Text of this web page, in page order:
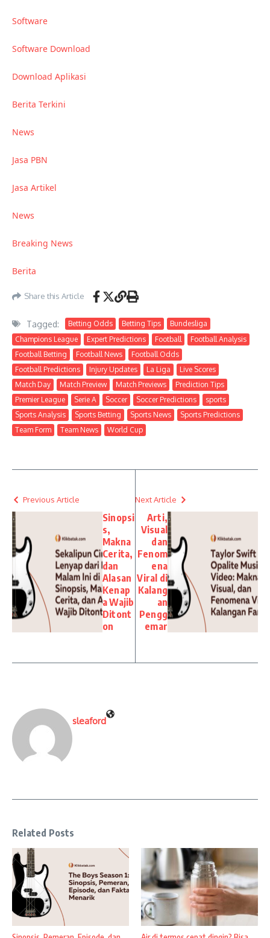
Software
Software Download
Download Aplikasi
Berita Terkini
News
Jasa PBN
Jasa Artikel
News
Breaking News
Berita
Share this Article
Tagged: Betting Odds Betting Tips
Bundesliga
Champions League
Expert Predictions Football
Football Analysis
Football Betting
Football News
Football Odds
Football Predictions
Injury Updates La Liga
Live Scores
Match Day
Match Preview Match Previews
Prediction Tips
Premier League
Serie A Soccer Soccer Predictions
sports
Sports Analysis
Sports Betting Sports News
Sports Predictions
Team Form
Team News World Cup
Previous Article
Sinopsi
s,
Makna
Cerita,
dan
Alasan
Kenap
a Wajib
Ditont
on
Next Article
Arti,
Visual
dan
Fenom
ena
Viral di
Kalang
an
Pengg
emar
sleaford
Related Posts